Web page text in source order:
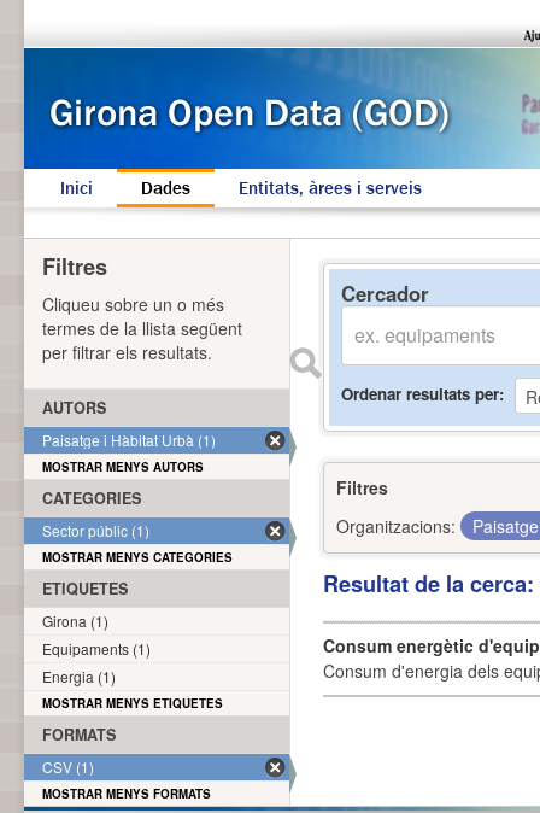
Inici Dades Entitats, àrees i serveis
Cercador
Ordenar resultats per
Filtres
Organitzacions:
Resultat de la
Consum energètic
Consum d'energia dels
Filtres
Cliqueu sobre un o més
termes de la llista següent
per filtrar els resultats.
AUTORS
Paisatge i Hàbitat Urbà (1)
MOSTRAR MENYS AUTORS
CATEGORIES
Sector públic (1)
MOSTRAR MENYS CATEGORIES
ETIQUETES
Girona (1)
Equipaments (1)
Energia (1)
MOSTRAR MENYS ETIQUETES
FORMATS
CSV (1)
MOSTRAR MENYS FORMATS